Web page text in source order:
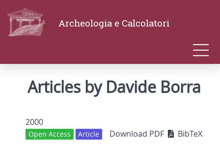
Archeologia e Calcolatori
Articles by Davide Borra
2000
Open Access Article Download PDF BibTeX